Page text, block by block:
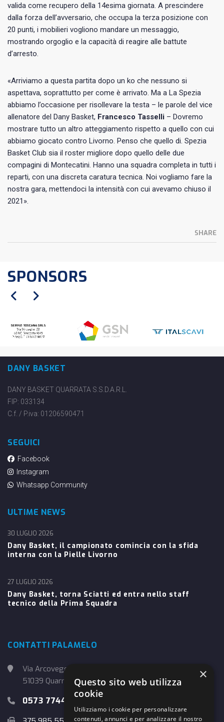
valida come recupero della 14esima giornata. A prescindere
dalla forza dell’avversario, che occupa la terza posizione con
20 punti, i mobilieri vogliono mandare un messaggio,
mostrando orgoglio e la capacità di reagire alle battute
d’arresto.
«Arriviamo a questa partita dopo un ko che nessuno si
aspettava, soprattutto per come è arrivato. Ma a La Spezia
abbiamo l’occasione per risollevare la testa – le parole del vice
allenatore del Dany Basket, Francesco Tasselli – Dovremo
mostrare tutto un altro atteggiamento rispetto a quello con cui
abbiamo giocato contro Livorno. Penso che quello di. Spezia
Basket Club sia il roster migliore dopo quello delle due
compagini di Montecatini. Hanno una squadra completa in tutti i
reparti, con una discreta caratura tecnica. Noi vogliamo fare la
nostra gara, mettendoci la intensità con cui avevamo chiuso il
2021».
SHARE
SPONSORS
DANY BASKET
DANY BASKET QUARRATA S.S.D.A.R.L.
FIP: 033134
C.f. / P.iva: 01206590471
SEGUICI
Facebook
Instagram
Whatsapp Community
ULTIME NEWS
Dany Basket, il campionato comincia con la sfida
interna con la Pielle Livorno
30 LUGLIO 2026
Dany Basket, torna Sciatti ed entra nello staff
tecnico della Prima Squadra
27 LUGLIO 2026
CONTATTI PALAMELO
Via Arcoveggio, 4
51039 Quarrata (PT)
0573 774457
×
Questo sito web utilizza
cookie
Utilizziamo i cookie per personalizzare
contenuti, annunci e per analizzare il nostro